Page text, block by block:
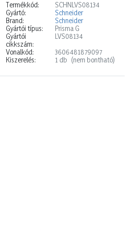
Termékkód:
SCHNLVS08134
Gyártó:
Schneider
Brand:
Schneider
Gyártói típus:
Prisma G
Gyártói
cikkszám:
LVS08134
Vonalkód:
3606481879097
Kiszerelés:
1 db (nem bontható)